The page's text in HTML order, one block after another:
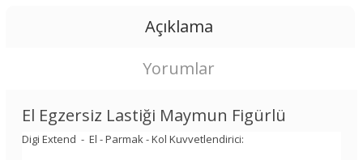
Açıklama
Yorumlar
El Egzersiz Lastiği Maymun Figürlü
Digi Extend - El - Parmak - Kol Kuvvetlendirici: